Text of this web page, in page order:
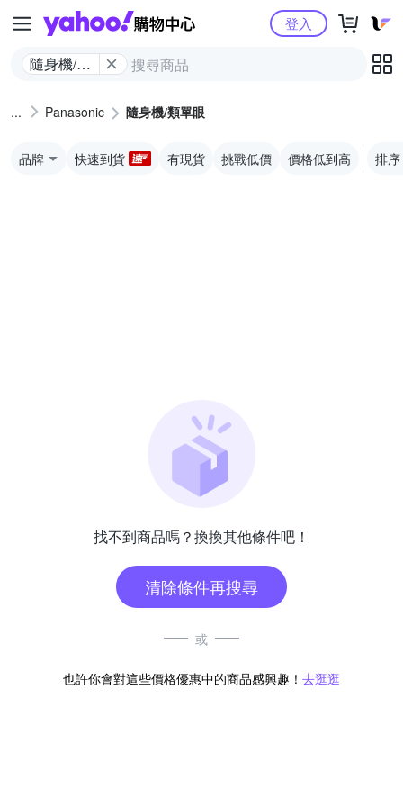
Yahoo購物中心
隨身機/類
登入
Panasonic 隨身機/類單眼
品牌 快速到貨 有現貨 挑戰低價 價格低到高 排序
找不到商品嗎？換換其他條件吧！
清除條件再搜尋
或
也許你會對這些價格優惠中的商品感興趣！ 去逛逛